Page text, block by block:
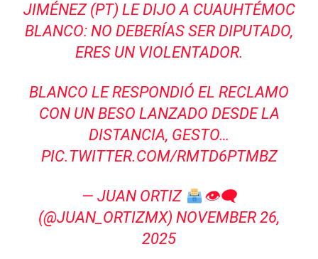
JIMÉNEZ (PT) LE DIJO A CUAUHTÉMOC
BLANCO: NO DEBERÍAS SER DIPUTADO,
ERES UN VIOLENTADOR.
BLANCO LE RESPONDIÓ EL RECLAMO
CON UN BESO LANZADO DESDE LA
DISTANCIA, GESTO…
PIC.TWITTER.COM/RMTD6PTMBZ
— JUAN ORTIZ
👁‍🗨
(@JUAN_ORTIZMX) NOVEMBER 26,
2025